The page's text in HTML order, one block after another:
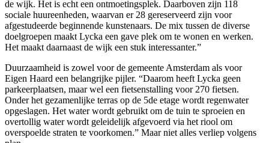
de wijk. Het is echt een ontmoetingsplek. Daarboven zijn 118
sociale huureenheden, waarvan er 28 gereserveerd zijn voor
afgestudeerde beginnende kunstenaars. De mix tussen de diverse
doelgroepen maakt Lycka een gave plek om te wonen en werken.
Het maakt daarnaast de wijk een stuk interessanter.”
Duurzaamheid is zowel voor de gemeente Amsterdam als voor
Eigen Haard een belangrijke pijler. “Daarom heeft Lycka geen
parkeerplaatsen, maar wel een fietsenstalling voor 270 fietsen.
Onder het gezamenlijke terras op de 5de etage wordt regenwater
opgeslagen. Het water wordt gebruikt om de tuin te sproeien en
overtollig water wordt geleidelijk afgevoerd via het riool om
overspoelde straten te voorkomen.” Maar niet alles verliep volgens